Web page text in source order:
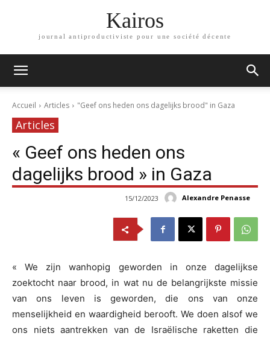
Kairos
journal antiproductiviste pour une société décente
Accueil Articles "Geef ons heden ons dagelijks brood" in Gaza
Articles
« Geef ons heden ons
dagelijks brood » in Gaza
Alexandre Penasse
15/12/2023
« We zijn wanhopig geworden in onze dagelijkse
zoektocht naar brood, in wat nu de belangrijkste missie
van ons leven is geworden, die ons van onze
menselijkheid en waardigheid berooft. We doen alsof we
ons niets aantrekken van de Israëlische raketten die